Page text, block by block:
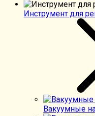
Инструмент для
Вакуумные